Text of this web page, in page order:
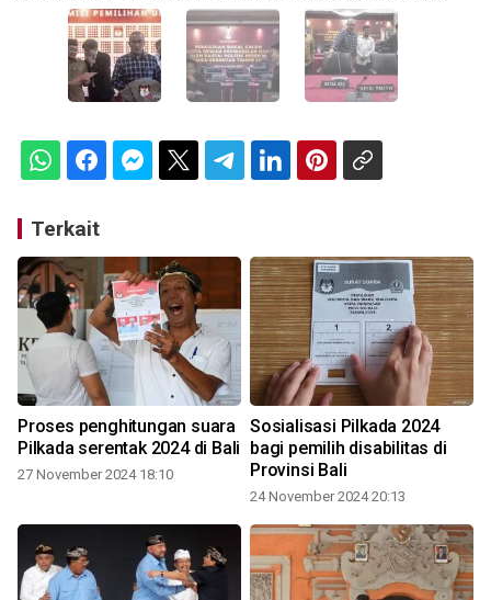
Terkait
Proses penghitungan suara
Pilkada serentak 2024 di Bali
27 November 2024 18:10
Sosialisasi Pilkada 2024
bagi pemilih disabilitas di
Provinsi Bali
24 November 2024 20:13